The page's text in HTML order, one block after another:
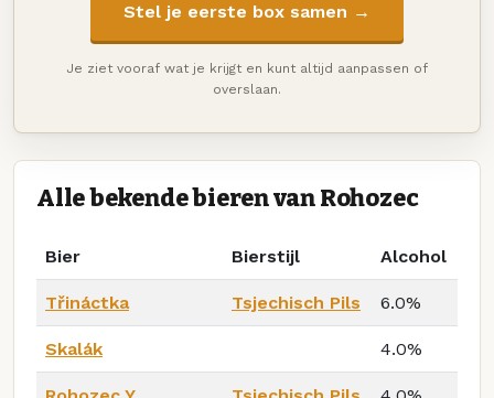
Stel je eerste box samen →
Je ziet vooraf wat je krijgt en kunt altijd aanpassen of
overslaan.
Alle bekende bieren van Rohozec
Bier Bierstijl Alcohol
Třináctka Tsjechisch Pils 6.0%
Skalák 4.0%